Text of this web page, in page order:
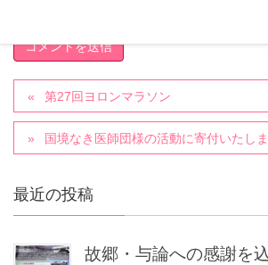
第27回ヨロンマラソン
国境なき医師団様の活動に寄付いたし
最近の投稿
故郷・与論への感謝を